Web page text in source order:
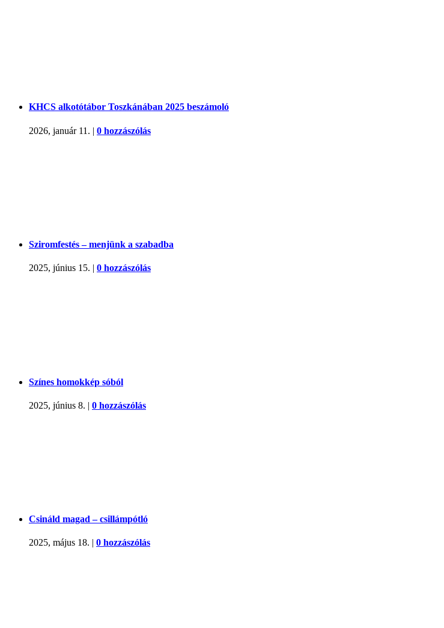
KHCS alkotótábor Toszkánában 2025 beszámoló
2026, január 11. | 0 hozzászólás
Sziromfestés – menjünk a szabadba
2025, június 15. | 0 hozzászólás
Színes homokkép sóból
2025, június 8. | 0 hozzászólás
Csináld magad – csillámpótló
2025, május 18. | 0 hozzászólás